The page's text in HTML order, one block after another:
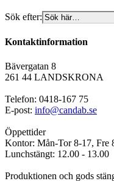
Sök efter:
Kontaktinformation
Bävergatan 8
261 44 LANDSKRONA
Telefon: 0418-167 75
E-post: info@candab.se
Öppettider
Kontor: Mån-Tor 8-17, Fre
Lunchstängt: 12.00 - 13.00
Produktionen och gods